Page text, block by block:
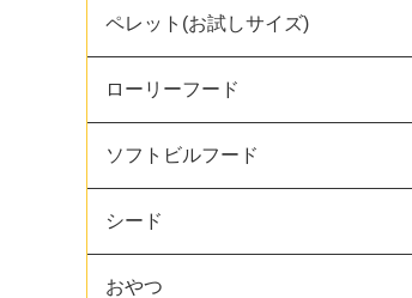
ペレット(お試しサイズ)
ローリーフード
ソフトビルフード
シード
おやつ